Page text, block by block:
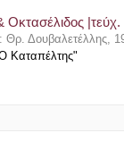
Οκτασέλιδος
Θρ. Δουβαλετέλλης,
Καταπέλτης"